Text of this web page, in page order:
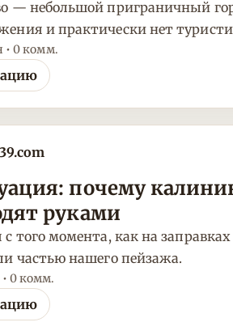
— небольшой приграничный
и практически нет
• 0 комм.
почему
руками
того момента, как на
частью нашего пейзажа.
0 комм.